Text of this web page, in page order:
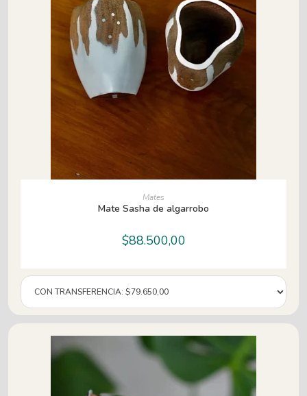
AÑADIR AL CARRITO
Mates
Mate Sasha de algarrobo
$88.500,00